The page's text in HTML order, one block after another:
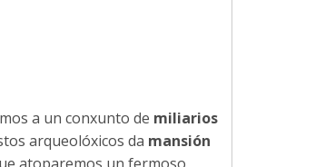
a un conxunto de miliarios
arqueolóxicos da mansión